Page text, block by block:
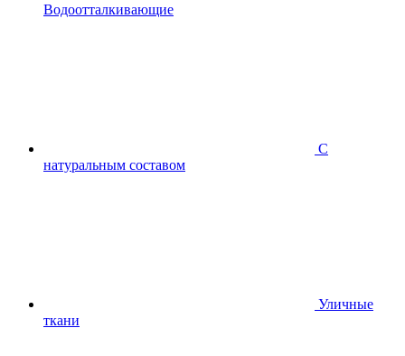
Водоотталкивающие
С
натуральным составом
Уличные
ткани